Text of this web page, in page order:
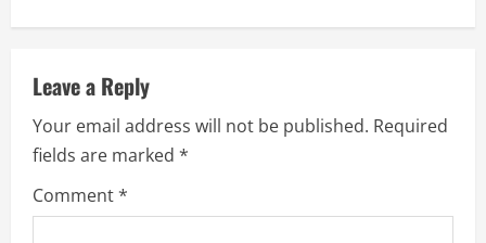
i
n
u
e
R
Leave a Reply
Your email address will not be published. Required
fields are marked *
Comment*